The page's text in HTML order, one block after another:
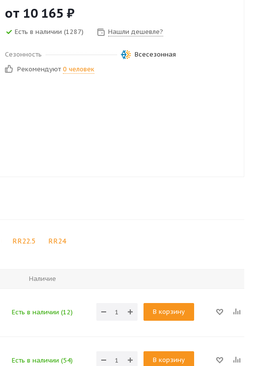
от 10 165 ₽
Есть в наличии (1287) Нашли дешевле?
Сезонность
Всесезонная
Рекомендуют 0 человек
RR22.5 RR24
Наличие
Есть в наличии (12) В корзину
Есть в наличии (54) В корзину